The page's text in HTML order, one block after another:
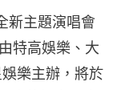
主題演唱會
特高娛樂、大
樂主辦，將於